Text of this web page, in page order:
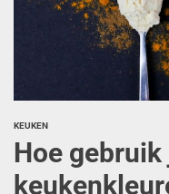
KEUKEN
Hoe